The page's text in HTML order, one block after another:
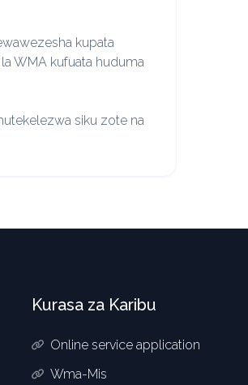
kupata
WMA kufuata huduma
siku zote na
Kurasa za Karibu
Online service application
Wma-Mis